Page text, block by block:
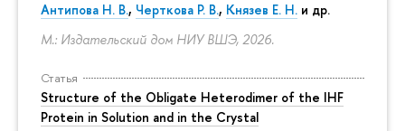
Антипова Н. В., Черткова Р. В., Князев Е. Н. и др.
М.: Издательский дом НИУ ВШЭ, 2026.
Статья
Structure of the Obligate Heterodimer of the IHF
Protein in Solution and in the Crystal